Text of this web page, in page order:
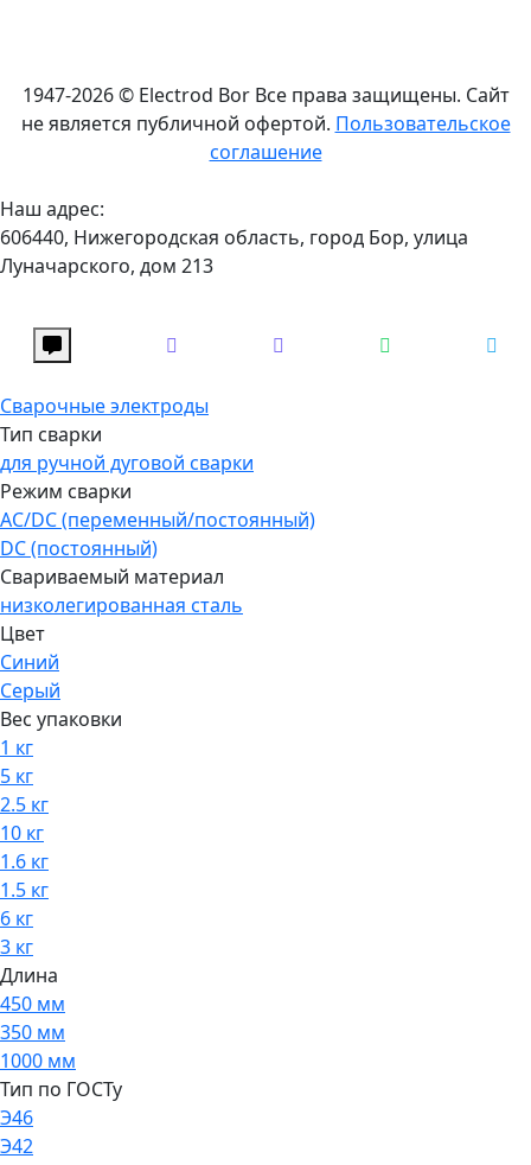
1947-2026 © Electrod Bor Все права защищены. Сайт
не является публичной офертой. Пользовательское
соглашение
Наш адрес:
606440, Нижегородская область, город Бор, улица
Луначарского, дом 213
Сварочные электроды
Тип сварки
для ручной дуговой сварки
Режим сварки
AC/DC (переменный/постоянный)
DC (постоянный)
Свариваемый материал
низколегированная сталь
Цвет
Синий
Серый
Вес упаковки
1 кг
5 кг
2.5 кг
10 кг
1.6 кг
1.5 кг
6 кг
3 кг
Длина
450 мм
350 мм
1000 мм
Тип по ГОСТу
Э46
Э42